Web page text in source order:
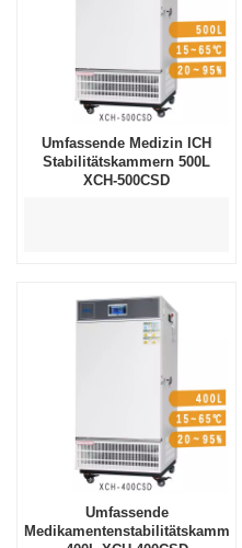
Umfassende Medizin ICH
Stabilitätskammern 500L
XCH-500CSD
Umfassende
Medikamentenstabilitätskammer